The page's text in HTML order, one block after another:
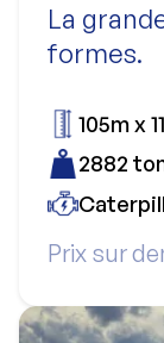
La
formes.
Prix sur
105m x
2882